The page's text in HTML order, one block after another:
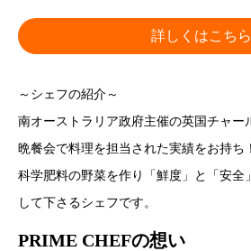
詳しくはこちら
～シェフの紹介～
南オーストラリア政府主催の英国チャー
晩餐会で料理を担当された実績をお持ち
科学肥料の野菜を作り「鮮度」と「安全
して下さるシェフです。
PRIME CHEFの想い